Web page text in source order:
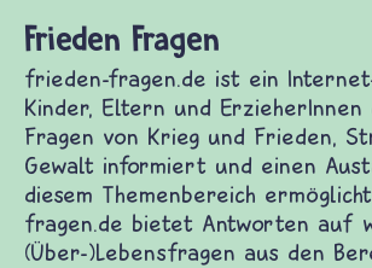
Frieden Fragen
frieden-fragen.de ist ein
Kinder, Eltern und ErzieherInnen
Fragen von Krieg und Frieden,
Gewalt informiert und einen
diesem Themenbereich
fragen.de bietet Antworten auf
(Über-)Lebensfragen aus den